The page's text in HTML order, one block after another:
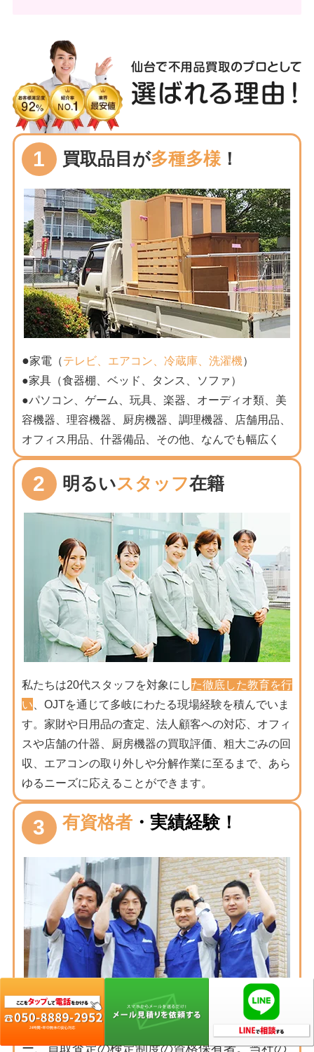
1 買取品目が多種多様！
●家電（テレビ、エアコン、冷蔵庫、洗濯機）
●家具（食器棚、ベッド、タンス、ソファ）
●パソコン、ゲーム、玩具、楽器、オーディオ類、美
容機器、理容機器、厨房機器、調理機器、店舗用品、
オフィス用品、什器備品、その他、なんでも幅広く
2 明るいスタッフ在籍
私たちは20代スタッフを対象にした徹底した教育を行
い 、OJTを通じて多岐にわたる現場経験を積んでいま
す。家財や日用品の査定、法人顧客への対応、オフィ
スや店舗の什器、厨房機器の買取評価、粗大ごみの回
収、エアコンの取り外しや分解作業に至るまで、あら
ゆるニーズに応えることができます。
3 有資格者・実績経験！
評判高いプロが対応します。
家財評価マイスタ
ー、買取査定の検定制度の資格保有者。当社の